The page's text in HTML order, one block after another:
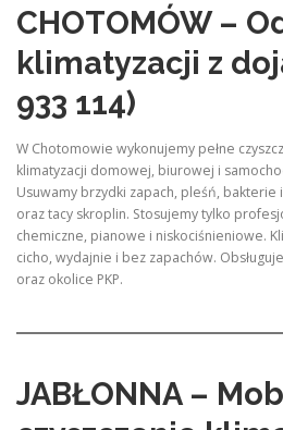
CHOTOMÓW –
klimatyzacji z
933 114)
W Chotomowie wykonujemy pełne
klimatyzacji domowej, biurowej i
Usuwamy brzydki zapach, pleśń,
oraz tacy skroplin. Stosujemy tylko
chemiczne, pianowe i niskociśnieniowe.
cicho, wydajnie i bez zapachów.
oraz okolice PKP.
JABŁONNA –